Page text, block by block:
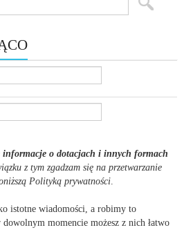
informacje o dotacjach i innych formach
z tym zgadzam się na przetwarzanie
Polityką prywatności
istotne wiadomości, a robimy to
momencie możesz z nich łatwo